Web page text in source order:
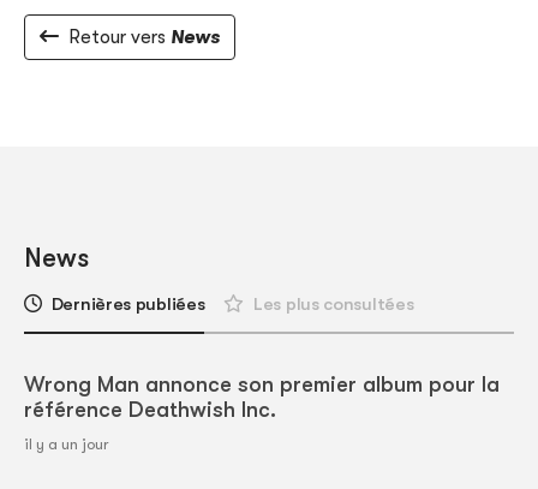
Retour vers News
News
Dernières publiées Les plus consultées
Wrong Man annonce son premier album pour la
référence Deathwish Inc.
il y a un jour